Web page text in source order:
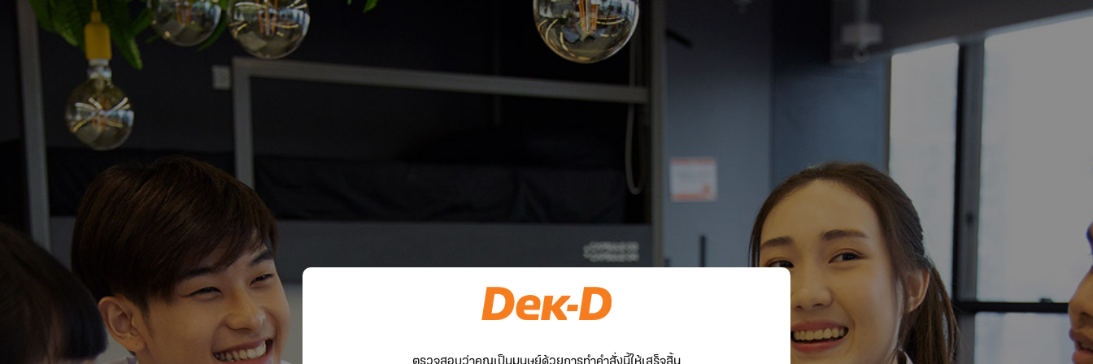
ตรวจสอบว่าคุณเป็นมนุษย์ด้วยการทำคำสั่งนี้ให้เสร็จสิ้น